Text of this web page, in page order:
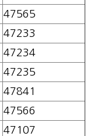
47565
47233
47234
47235
47841
47566
47107